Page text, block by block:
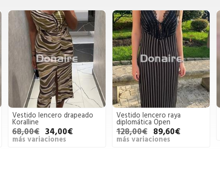
drapeado
34,00€
Vestido lencero raya
diplomática Open
89,60€
más variaciones